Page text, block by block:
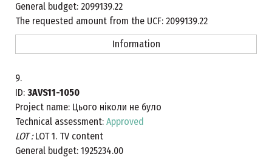
General budget: 2099139.22
The requested amount from the UCF: 2099139.22
Information
9.
ID: 3AVS11-1050
Project name: Цього ніколи не було
Technical assessment: Approved
LOT :LOT 1. TV content
General budget: 1925234.00